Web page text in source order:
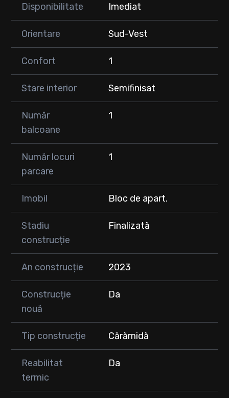
Disponibilitate Imediat
Orientare Sud-Vest
Confort 1
Stare interior Semifinisat
Număr
balcoane
1
Număr locuri
parcare
1
Imobil Bloc de apart.
Stadiu
construcție
Finalizată
An construcție 2023
Construcție
nouă
Da
Tip construcție Cărămidă
Reabilitat
termic
Da